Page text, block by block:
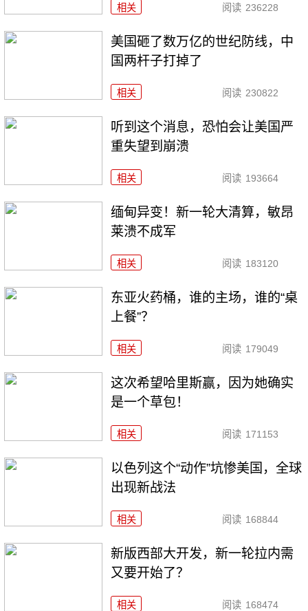
相关 阅读 236228
美国砸了数万亿的世纪防线，中
国两杆子打掉了
相关 阅读 230822
听到这个消息，恐怕会让美国严
重失望到崩溃
相关 阅读 193664
缅甸异变！新一轮大清算，敏昂
莱溃不成军
相关 阅读 183120
东亚火药桶，谁的主场，谁的“桌
上餐”？
相关 阅读 179049
这次希望哈里斯赢，因为她确实
是一个草包！
相关 阅读 171153
以色列这个“动作”坑惨美国，全球
出现新战法
相关 阅读 168844
新版西部大开发，新一轮拉内需
又要开始了？
相关 阅读 168474